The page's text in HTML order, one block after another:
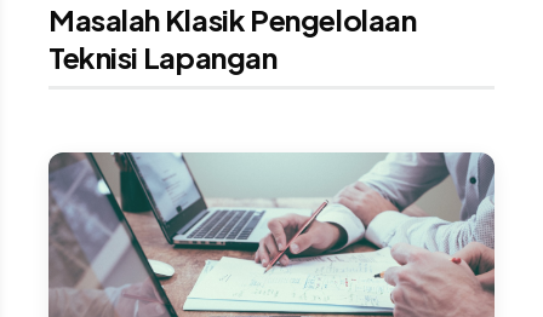
Masalah Klasik Pengelolaan
Teknisi Lapangan